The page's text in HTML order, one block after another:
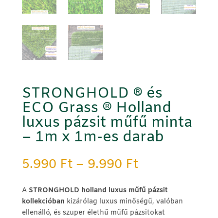
STRONGHOLD ® és
ECO Grass ® Holland
luxus pázsit műfű minta
– 1m x 1m-es darab
5.990 Ft – 9.990 Ft
-
9.990 Ft
A STRONGHOLD holland luxus műfű pázsit
kollekcióban kizárólag luxus minőségű, valóban
ellenálló, és szuper élethű műfű pázsitokat